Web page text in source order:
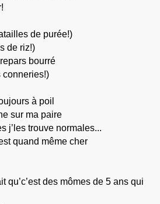
de purée!)
de riz!)
bourré
conneries!)
à poil
sur ma paire
j’les trouve normales...
quand même cher
qu’c’est des mômes de 5 ans qui